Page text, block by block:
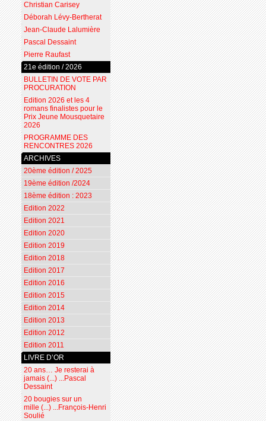
Christian Carisey
Déborah Lévy-Bertherat
Jean-Claude Lalumière
Pascal Dessaint
Pierre Raufast
21e édition / 2026
BULLETIN DE VOTE PAR
PROCURATION
Edition 2026 et les 4
romans finalistes pour le
Prix Jeune Mousquetaire
2026
PROGRAMME DES
RENCONTRES 2026
ARCHIVES
20ème édition / 2025
19ème édition /2024
18ème édition : 2023
Edition 2022
Edition 2021
Edition 2020
Edition 2019
Edition 2018
Edition 2017
Edition 2016
Edition 2015
Edition 2014
Edition 2013
Edition 2012
Edition 2011
LIVRE D’OR
20 ans… Je resterai à
jamais (...) ...Pascal
Dessaint
20 bougies sur un
mille (...) ...François-Henri
Soulié